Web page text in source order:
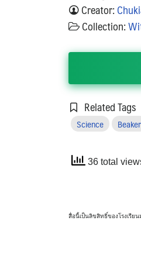
Creator:
Collection:
Related Tags
Science Beaker
36 total
สื่อนี้เป็นลิขสิทธิ์ของโรงเรีย